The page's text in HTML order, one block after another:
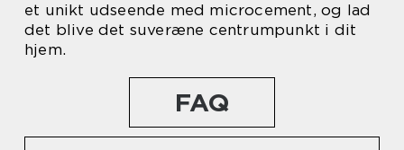
et unikt udseende med microcement, og lad
det blive det suveræne centrumpunkt i dit
hjem.
FAQ